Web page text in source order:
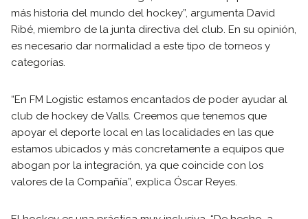
más historia del mundo del hockey”, argumenta David
Ribé, miembro de la junta directiva del club. En su opinión,
es necesario dar normalidad a este tipo de torneos y
categorías.
“En FM Logistic estamos encantados de poder ayudar al
club de hockey de Valls. Creemos que tenemos que
apoyar el deporte local en las localidades en las que
estamos ubicados y más concretamente a equipos que
abogan por la integración, ya que coincide con los
valores de la Compañía”, explica Óscar Reyes.